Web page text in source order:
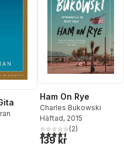
Totalt antal röster:
Ham On Rye
Charles Bukowski
Häftad, 2015
4,5utav 5 stjärnor. Totalt
(2)
139 kr